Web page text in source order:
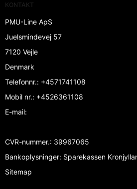
KONTAKT
PMU-Line ApS
Juelsmindevej 57
7120 Vejle
Denmark
Telefonnr.: +4571741108
Mobil nr.: +4526361108
E-mail:
CVR-nummer.: 39967065
Bankoplysninger: Sparekassen
Sitemap